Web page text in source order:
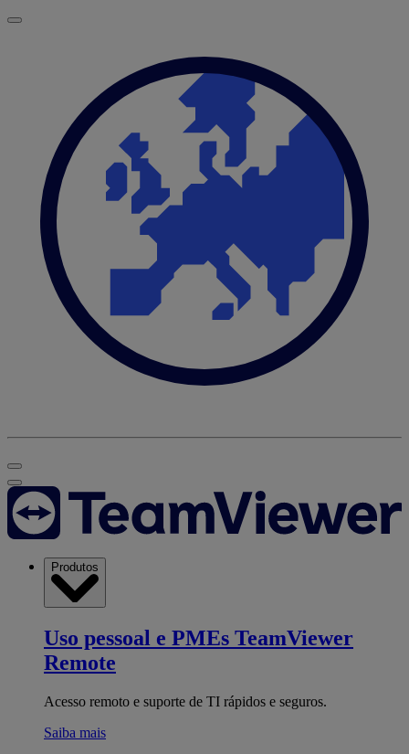
Produtos
Uso pessoal e PMEs TeamViewer
Remote
Acesso remoto e suporte de TI rápidos e seguros.
Saiba mais